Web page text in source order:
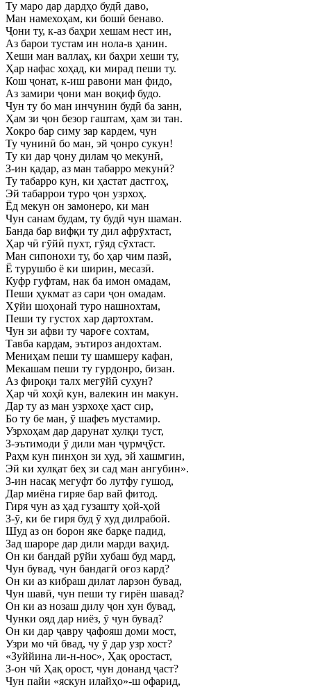
Ту маро дар дардҳо будӣ даво,
Ман намехоҳам, ки бошӣ бенаво.
Ҷони ту, к-аз баҳри хешам нест ин,
Аз барои тустам ин нола-в ҳанин.
Хеши ман валлаҳ, ки баҳри хеши ту,
Ҳар нафас хоҳад, ки мирад пеши ту.
Кош ҷонат, к-иш равони ман фидо,
Аз замири ҷони ман воқиф будо.
Чун ту бо ман инчунин будӣ ба занн,
Ҳам зи ҷон безор гаштам, ҳам зи тан.
Хокро бар симу зар кардем, чун
Ту чунинӣ бо ман, эй ҷонро сукун!
Ту ки дар ҷону дилам ҷо мекунӣ,
З-ин қадар, аз ман табарро мекунӣ?
Ту табарро кун, ки ҳастат дастгоҳ,
Эй табаррои туро ҷон узрхоҳ.
Ёд мекун он замонеро, ки ман
Чун санам будам, ту будӣ чун шаман.
Банда бар вифқи ту дил афрӯхтаст,
Ҳар чӣ гӯйӣ пухт, гӯяд сӯхтаст.
Ман сипонохи ту, бо ҳар чим пазӣ,
Ё турушбо ё ки ширин, месазӣ.
Куфр гуфтам, нак ба имон омадам,
Пеши ҳукмат аз сари ҷон омадам.
Хӯйи шоҳонай туро нашнохтам,
Пеши ту густох хар дартохтам.
Чун зи афви ту чароғе сохтам,
Тавба кардам, эътироз андохтам.
Мениҳам пеши ту шамшеру кафан,
Мекашам пеши ту гурдонро, бизан.
Аз фироқи талх мегӯйӣ сухун?
Ҳар чӣ хоҳӣ кун, валекин ин макун.
Дар ту аз ман узрхоҳе ҳаст сир,
Бо ту бе ман, ӯ шафеъ мустамир.
Узрхоҳам дар дарунат хулқи туст,
З-эътимоди ӯ дили ман ҷурмҷӯст.
Раҳм кун пинҳон зи худ, эй хашмгин,
Эй ки хулқат беҳ зи сад ман ангубин».
З-ин насақ мегуфт бо лутфу гушод,
Дар миёна гиряе бар вай фитод.
Гиря чун аз ҳад гузашту ҳой-ҳой
З-ӯ, ки бе гиря буд ӯ худ дилрабой.
Шуд аз он борон яке барқе падид,
Зад шароре дар дили марди ваҳид.
Он ки бандай рӯйи хубаш буд мард,
Чун бувад, чун бандагӣ оғоз кард?
Он ки аз кибраш дилат ларзон бувад,
Чун шавӣ, чун пеши ту гирён шавад?
Он ки аз нозаш дилу ҷон хун бувад,
Чунки ояд дар ниёз, ӯ чун бувад?
Он ки дар ҷавру ҷафояш доми мост,
Узри мо чӣ бвад, чу ӯ дар узр хост?
«Зуййина ли-н-нос», Ҳақ оростаст,
З-он чӣ Ҳақ орост, чун донанд ҷаст?
Чун пайи «яскун илайҳо»-ш офарид,